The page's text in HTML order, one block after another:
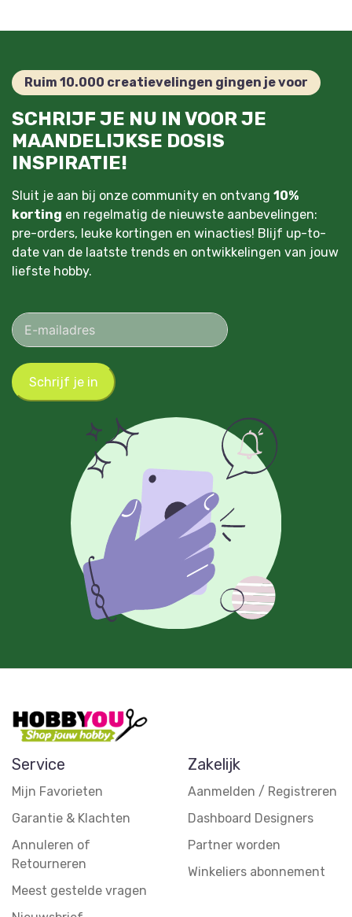
Ruim 10.000 creatievelingen gingen je voor
SCHRIJF JE NU IN VOOR JE
MAANDELIJKSE DOSIS
INSPIRATIE!
Sluit je aan bij onze community en ontvang 10%
korting en regelmatig de nieuwste aanbevelingen:
pre-orders, leuke kortingen en winacties! Blijf up-to-
date van de laatste trends en ontwikkelingen van jouw
liefste hobby.
Schrijf je in
Service
Mijn Favorieten
Garantie & Klachten
Annuleren of
Retourneren
Meest gestelde vragen
Zakelijk
Aanmelden / Registreren
Dashboard Designers
Partner worden
Winkeliers abonnement